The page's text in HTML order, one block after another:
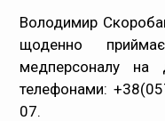
Володимир
щоденно
медперсоналу
телефонами:
07.